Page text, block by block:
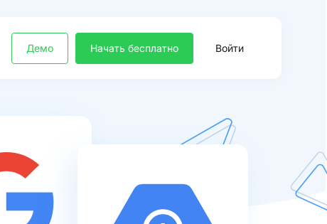
Демо Начать бесплатно Войти